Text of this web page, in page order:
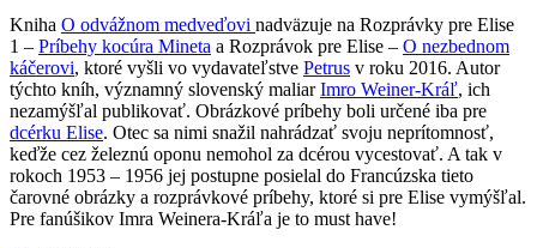
Kniha O odvážnom medveďovi nadväzuje na Rozprávky pre Elise
1 – Príbehy kocúra Mineta a Rozprávok pre Elise – O nezbednom
káčerovi, ktoré vyšli vo vydavateľstve Petrus v roku 2016. Autor
týchto kníh, významný slovenský maliarImro Weiner-Kráľ, ich
nezamýšľal publikovať. Obrázkové príbehy boli určené iba pre
dcérku Elise. Otec sa nimi snažil nahrádzať svoju neprítomnosť,
keďže cez železnú oponu nemohol za dcérou vycestovať. A tak v
rokoch 1953 – 1956 jej postupne posielal do Francúzska tieto
čarovné obrázky a rozprávkové príbehy, ktoré si pre Elise vymýšľal.
Pre fanúšikov Imra Weinera-Kráľa je to must have!